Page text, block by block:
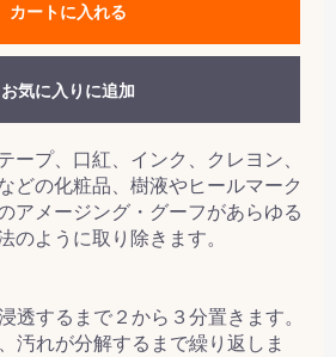
カートに入れる
お気に入りに追加
ープ、口紅、インク、クレヨン、
どの化粧品、樹液やヒールマーク
アメージング・グーフがあらゆる
のように取り除きます。
透するまで２から３分置きます。
汚れが分解するまで繰り返しま